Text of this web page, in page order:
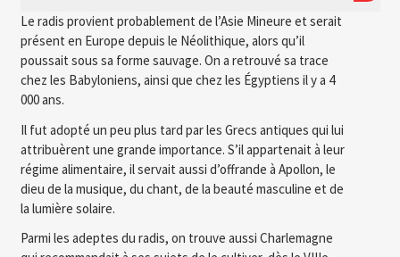
Le radis provient probablement de l’Asie Mineure et serait
présent en Europe depuis le Néolithique, alors qu’il
poussait sous sa forme sauvage. On a retrouvé sa trace
chez les Babyloniens, ainsi que chez les Égyptiens il y a 4
000 ans.
Il fut adopté un peu plus tard par les Grecs antiques qui lui
attribuèrent une grande importance. S’il appartenait à leur
régime alimentaire, il servait aussi d’offrande à Apollon, le
dieu de la musique, du chant, de la beauté masculine et de
la lumière solaire.
Parmi les adeptes du radis, on trouve aussi Charlemagne